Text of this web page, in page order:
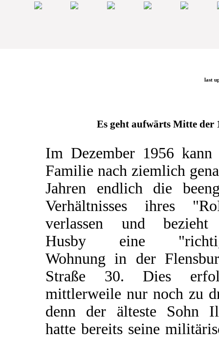
last
Es geht aufwärts Mitte der
Im Dezember 1956 kann
Familie nach ziemlich
Jahren endlich die
Verhältnisses ihres
verlassen und
Husby eine
Wohnung in der
Straße 30. Dies
mittlerweile nur noch zu
denn der älteste Sohn
hatte bereits seine